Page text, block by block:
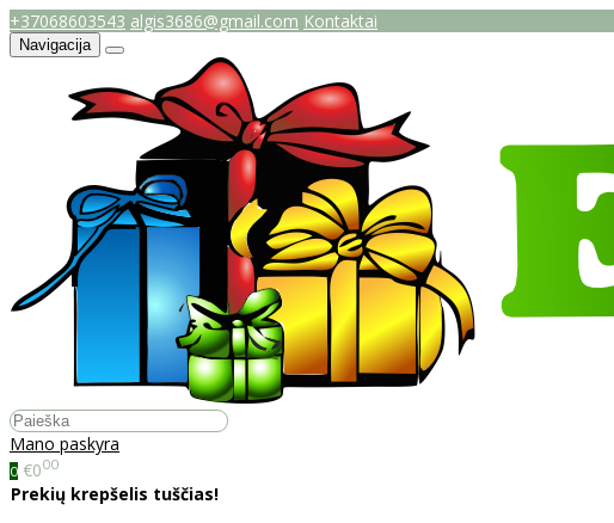
+37068603543 algis3686@gmail.com Kontaktai
Navigacija
Mano paskyra
0 €000
Prekių krepšelis tuščias!